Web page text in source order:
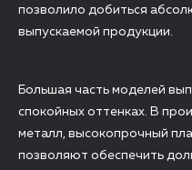
позволило добиться
выпускаемой продукции.
Большая часть моделей
спокойных оттенках. В
металл, высокопрочный
позволяют обеспечить